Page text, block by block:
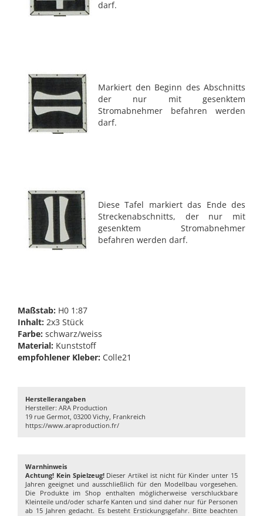
darf.
Markiert den Beginn des Abschnitts
der nur mit gesenktem
Stromabnehmer befahren werden
darf.
Diese Tafel markiert das Ende des
Streckenabschnitts, der nur mit
gesenktem Stromabnehmer
befahren werden darf.
Maßstab: H0 1:87
Inhalt: 2x3 Stück
Farbe: schwarz/weiss
Material: Kunststoff
empfohlener Kleber: Colle21
Herstellerangaben
Hersteller: ARA Production
19 rue Germot, 03200 Vichy, Frankreich
https://www.araproduction.fr/
Warnhinweis
Achtung! Kein Spielzeug! Dieser Artikel ist nicht für Kinder unter 15
Jahren geeignet und ausschließlich für den Modellbau vorgesehen.
Die Produkte im Shop enthalten möglicherweise verschluckbare
Kleinteile und/oder scharfe Kanten und sind daher nur für Personen
ab 15 Jahren gedacht. Es besteht Erstickungsgefahr. Bitte beachten